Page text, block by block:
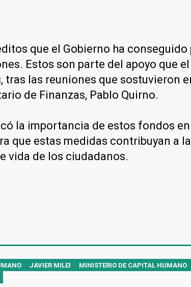
que el Gobierno ha
Estos son parte del apoyo que
las reuniones que sostuvieron
de Finanzas, Pablo Quirno.
la importancia de estos fondos
que estas medidas contribuyan a
vida de los ciudadanos.
JAVIER MILEI MINISTERIO DE CAPITAL HUMANO